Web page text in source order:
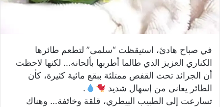
في صباح هادئ، استيقظت “سلمى” لتطعم طائرها
الكناري العزيز الذي طالما أطربها بألحانه… لكنها لاحظت
أن الجرائد تحت القفص ممتلئة ببقع مائية كثيرة، كأن
الطائر يعاني من إسهال شديد
.
تسارعت إلى الطبيب البيطري، قلقة وخائفة… وهناك